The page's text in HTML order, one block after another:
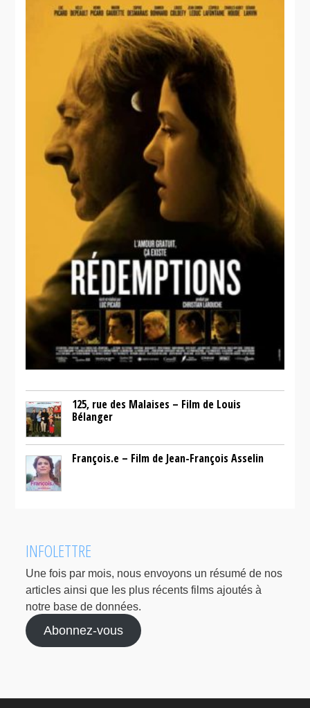
125, rue des Malaises – Film de Louis
Bélanger
François.e – Film de Jean-François Asselin
INFOLETTRE
Une fois par mois, nous envoyons un résumé de nos
articles ainsi que les plus récents films ajoutés à
notre base de données.
Abonnez-vous